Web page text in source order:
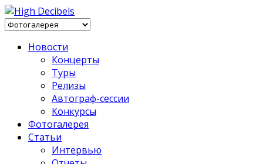
Новости
Концерты
Туры
Релизы
Автограф-сессии
Конкурсы
Фотогалерея
Статьи
Интервью